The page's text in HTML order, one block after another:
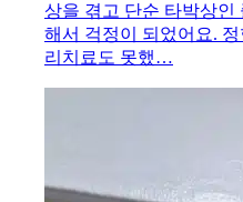
상을 겪고 단순 타박상인
해서 걱정이 되었어요.
리치료도 못했…